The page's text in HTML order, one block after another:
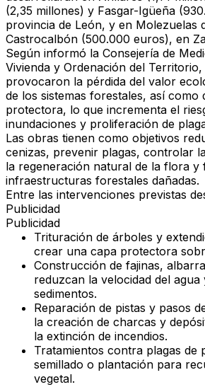
(2,35 millones) y Fasgar-Igüeña
provincia de León, y en Molezuelas
Castrocalbón (500.000 euros), en
Según informó la Consejería de
Vivienda y Ordenación del Territorio,
provocaron la pérdida del valor
de los sistemas forestales, así como
protectora, lo que incrementa el
inundaciones y proliferación de
Las obras tienen como objetivos
cenizas, prevenir plagas, controlar
la regeneración natural de la flora y
infraestructuras forestales dañadas.
Entre las intervenciones previstas
Publicidad
Publicidad
Trituración de árboles y
crear una capa protectora
Construcción de fajinas,
reduzcan la velocidad del agua
sedimentos.
Reparación de pistas y pasos
la creación de charcas y
la extinción de incendios.
Tratamientos contra plagas de
semillado o plantación para
vegetal.